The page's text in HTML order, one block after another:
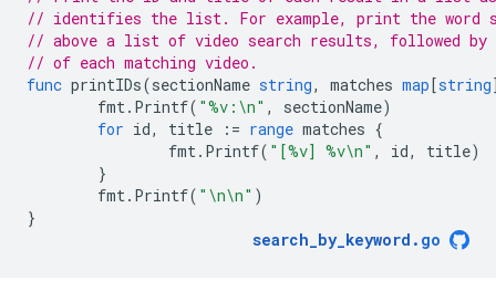
// identifies the list. For example, print the word
// above a list of video search results, followed
// of each matching video.
func printIDs(sectionName string, matches map[string
fmt. Printf( "%v:\n" , sectionName)
for id, title := range matches {
fmt. Printf( "[%v] %v\n" , id, title)
}
fmt. Printf( "\n\n" )
}
search_by_keyword . go